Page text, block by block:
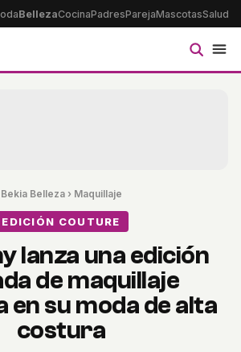
BellezaCocinaPadresParejaMascotasSalud
Bekia Belleza› Maquillaje
EDICIÓN COUTURE
lanza una edición
de maquillaje
en su moda de alta
costura